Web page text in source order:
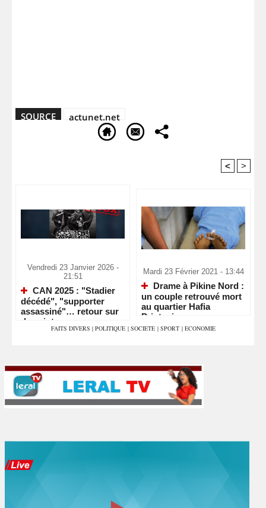
SOURCE actunet.net
< >
Vendredi 23 Janvier 2026 -
21:51
CAN 2025 : "Stadier
décédé", "supporter
assassiné"… retour sur
deux intox
Mardi 23 Février 2021 - 13:44
Drame à Pikine Nord :
un couple retrouvé mort
au quartier Hafia
Printania
FAITS DIVERS | POLITIQUE | SOCIETE | SPORT | ECONOMIE